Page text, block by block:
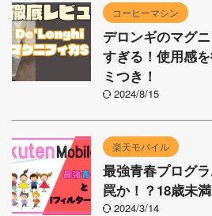
コーヒーマシン
デロンギのマグ
すぎる！使用感
ミつき！
2024/8/15
楽天モバイル
最強青春プログ
罠か！？18歳未
2024/3/14